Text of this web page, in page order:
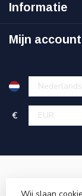
Informatie
Mijn account
€